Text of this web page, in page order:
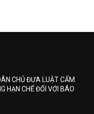
CHỦ ĐƯA LUẬT CẤM
HẠN CHẾ ĐỐI VỚI BÁO